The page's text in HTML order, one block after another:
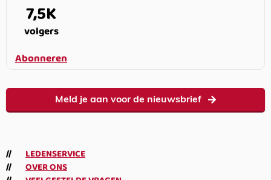
7,5K
volgers
Abonneren
Meld je aan voor de nieuwsbrief
LEDENSERVICE
OVER ONS